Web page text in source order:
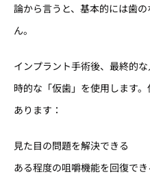
論から言うと、基本的には歯
ん。
インプラント手術後、最終的
時的な「仮歯」を使用します
あります：
見た目の問題を解決できる
ある程度の咀嚼機能を回復でき